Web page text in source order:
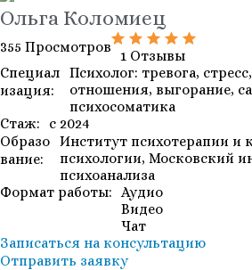
Ольга Коломиец
355 Просмотров 1 Отзывы
Специал
изация:
Психолог: тревога,
отношения, выгорание,
психосоматика
Стаж:
с 2024
Образо
вание:
Институт психотерапии и
психологии, Московский
психоанализа
Формат работы:
Аудио
Видео
Чат
Записаться на консультацию
Отправить заявку